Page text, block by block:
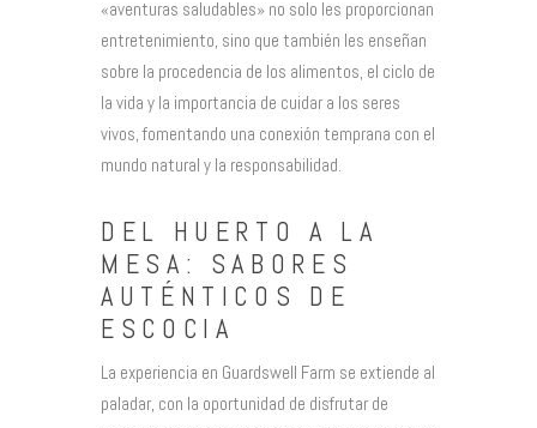
«aventuras saludables» no solo les proporcionan
entretenimiento, sino que también les enseñan
sobre la procedencia de los alimentos, el ciclo de
la vida y la importancia de cuidar a los seres
vivos, fomentando una conexión temprana con el
mundo natural y la responsabilidad.
DEL HUERTO A LA
MESA: SABORES
AUTÉNTICOS DE
ESCOCIA
La experiencia en Guardswell Farm se extiende al
paladar, con la oportunidad de disfrutar de